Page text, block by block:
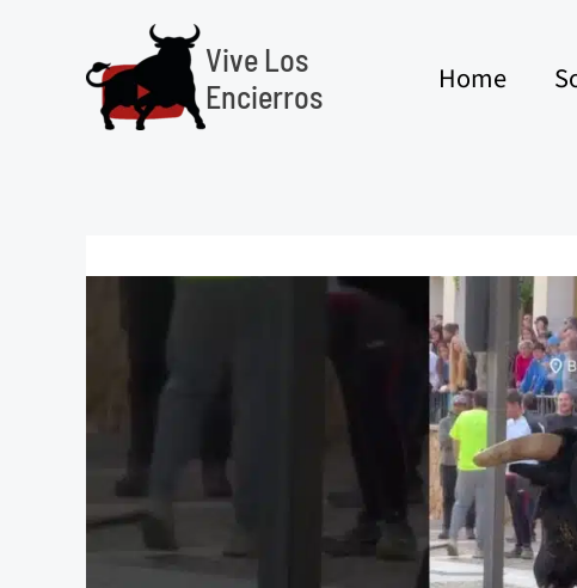
contenido
Vive Los
Encierros
Home